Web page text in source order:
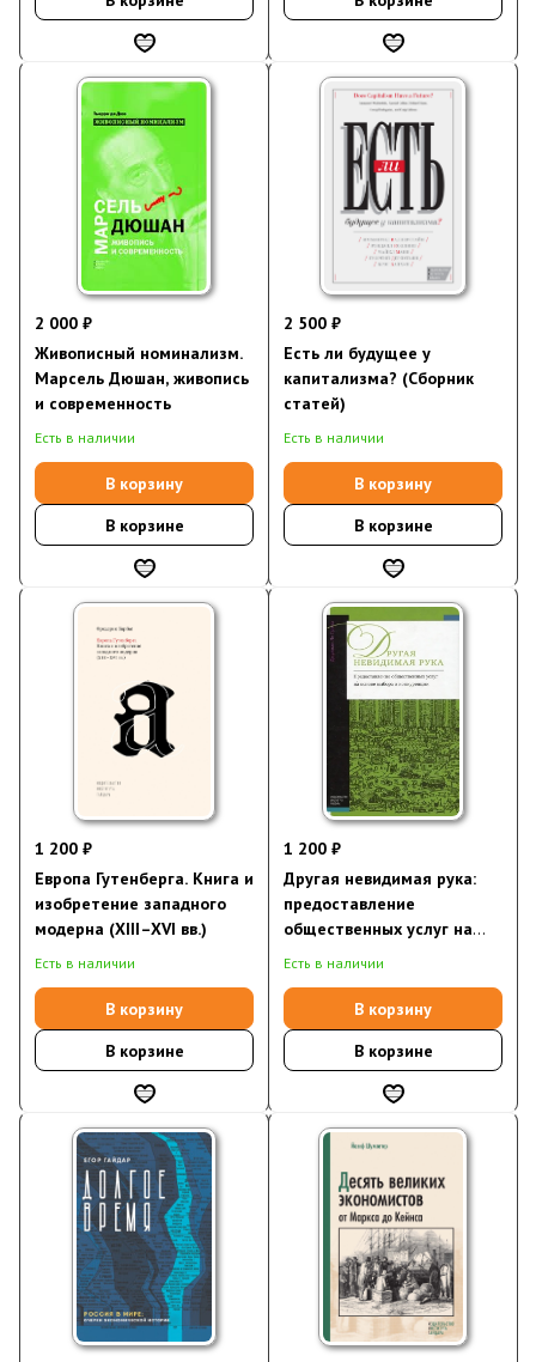
2 000 ₽
Живописный номинализм.
Марсель Дюшан, живопись
и современность
Есть в наличии
В корзину
В корзине
2 500 ₽
Есть ли будущее у
капитализма? (Сборник
статей)
Есть в наличии
В корзину
В корзине
1 200 ₽
Европа Гутенберга. Книга и
изобретение западного
модерна (XIII–XVI вв.)
Есть в наличии
В корзину
В корзине
1 200 ₽
Другая невидимая рука:
предоставление
общественных услуг на
основе выбора и
Есть в наличии
В корзину
В корзине